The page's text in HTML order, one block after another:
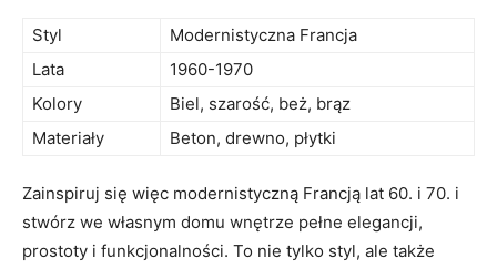
Styl
Modernistyczna Francja
Lata
1960-1970
Kolory
Biel, szarość, beż, ‌brąz
Materiały
Beton, drewno, ⁣płytki
Zainspiruj się więc⁣ modernistyczną ⁣Francją lat ​60. i 70. i
stwórz we własnym‍ domu wnętrze pełne elegancji,
prostoty ​i funkcjonalności. To nie tylko styl, ale także